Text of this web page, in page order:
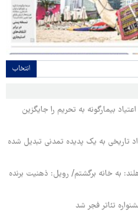
انتخاب
بیمارگونه به تحریم را جایگزین
تاریخی به یک پدیده تمدنی تبدیل شده
به خانه برگشتم/ رویل: ذهنیت برنده
تئاتر فجر شد